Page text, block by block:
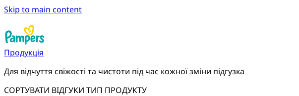
Skip to main content
Продукція
Для відчуття свіжості та чистоти під час кожної зміни підгузка
СОРТУВАТИ ВІДГУКИ ТИП ПРОДУКТУ